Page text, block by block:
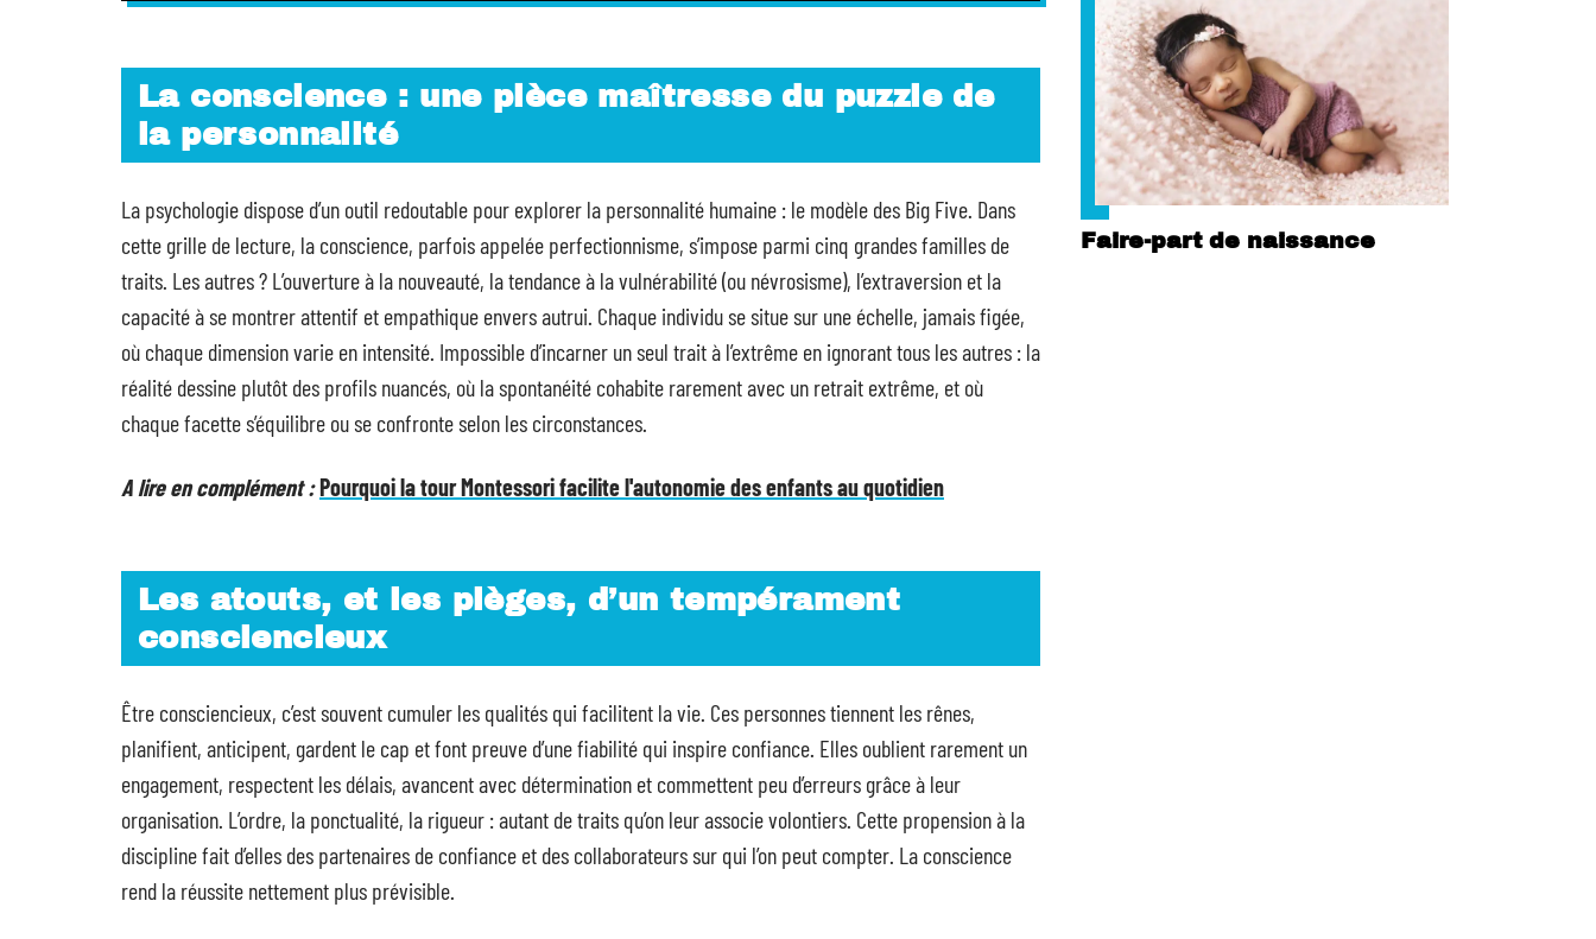
La conscience : une pièce maîtresse du puzzle de
la personnalité
La psychologie dispose d’un outil redoutable pour explorer la personnalité humaine : le modèle des Big Five. Dans
cette grille de lecture, la conscience, parfois appelée perfectionnisme, s’impose parmi cinq grandes familles de
traits. Les autres ? L’ouverture à la nouveauté, la tendance à la vulnérabilité (ou névrosisme), l’extraversion et la
capacité à se montrer attentif et empathique envers autrui. Chaque individu se situe sur une échelle, jamais figée,
où chaque dimension varie en intensité. Impossible d’incarner un seul trait à l’extrême en ignorant tous les autres : la
réalité dessine plutôt des profils nuancés, où la spontanéité cohabite rarement avec un retrait extrême, et où
chaque facette s’équilibre ou se confronte selon les circonstances.
A lire en complément :Pourquoi la tour Montessori facilite l'autonomie des enfants au quotidien
Les atouts, et les pièges, d’un tempérament
consciencieux
Être consciencieux, c’est souvent cumuler les qualités qui facilitent la vie. Ces personnes tiennent les rênes,
planifient, anticipent, gardent le cap et font preuve d’une fiabilité qui inspire confiance. Elles oublient rarement un
engagement, respectent les délais, avancent avec détermination et commettent peu d’erreurs grâce à leur
organisation. L’ordre, la ponctualité, la rigueur : autant de traits qu’on leur associe volontiers. Cette propension à la
discipline fait d’elles des partenaires de confiance et des collaborateurs sur qui l’on peut compter. La conscience
rend la réussite nettement plus prévisible.
Faire-part de naissance